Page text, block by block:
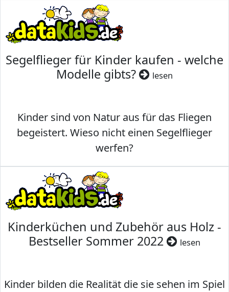
Segelflieger für Kinder kaufen - welche
Modelle gibts?
lesen
Kinder sind von Natur aus für das Fliegen
begeistert. Wieso nicht einen Segelflieger
werfen?
Kinderküchen und Zubehör aus Holz -
Bestseller Sommer 2022
lesen
Kinder bilden die Realität die sie sehen im Spiel